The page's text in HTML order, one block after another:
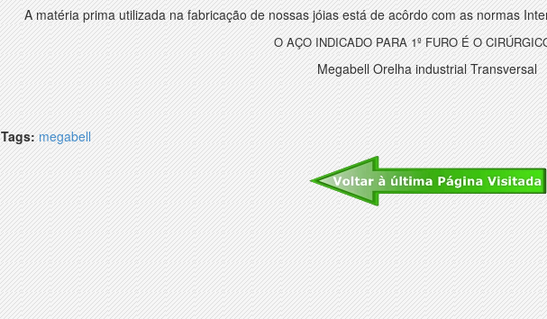
A matéria prima utilizada na fabricação de nossas jóias está de acôrdo com as normas
O AÇO INDICADO PARA 1º FURO É O
Megabell Orelha industrial Transversal
Tags: megabell